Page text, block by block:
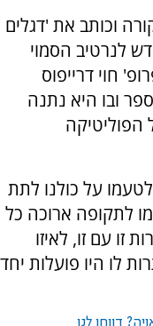
וכותב את 'דגלים
לנרטיב הסמוי
חוי דרייפוס
ובו היא נתנה
על כולנו לתת
לתקופה ארוכה כל
זו עם זו, לאיזו
לו היו פועלות יחד
דווחו לנו